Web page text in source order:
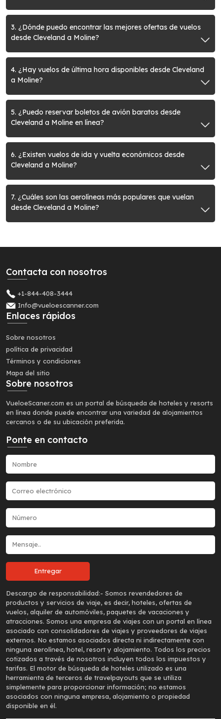
3. ¿Dónde puedo encontrar las mejores ofertas de vuelos
desde Cleveland a Moline?
4. ¿Hay vuelos de última hora disponibles desde Cleveland
a Moline?
5. ¿Puedo reservar boletos de avión baratos desde
Cleveland a Moline en línea?
6. ¿Existen vuelos de ida y vuelta económicos desde
Cleveland a Moline?
7. ¿Cuáles son las aerolíneas más populares que vuelan
desde Cleveland a Moline?
Contacta con nosotros
+1-844-408-3444
Info@vueloescanner.com
Enlaces rápidos
Sobre nosotros
política de privacidad
Términos y condiciones
Mapa del sitio
Sobre nosotros
VueloeScaner.com es un portal de búsqueda de hoteles y resorts
en línea donde puede encontrar una variedad de alojamientos
cercanos o de su ubicación preferida.
Ponte en contacto
Descargo de responsabilidad:- Somos revendedores de
productos y servicios de viaje, es decir, hoteles, ofertas de
vuelos, alquiler de automóviles, paquetes de vacaciones y
atracciones. Somos una empresa de viajes con un portal en línea
asociado con consolidadores de viajes y proveedores de viajes
externos. No estamos asociados directa ni indirectamente con
ninguna aerolínea, hotel, resort y alojamiento. Todos los precios
cotizados a través de nosotros incluyen todos los impuestos y
tarifas. El motor de búsqueda de hoteles utilizado es una
herramienta de terceros de travelpayouts que se utiliza
simplemente para proporcionar información; no estamos
asociados con ninguna empresa, alojamiento o propiedad
disponible en él.